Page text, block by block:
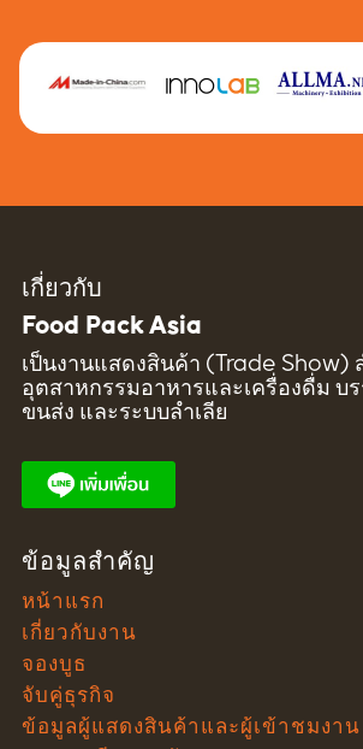
เกี่ยวกับ
Food Pack Asia
เป็นงานแสดงสินค้า (Trade Show)
อุตสาหกรรมอาหารและเครื่องดื่ม
ขนส่ง และระบบลำเลีย
ข้อมูลสำคัญ
หน้าแรก
เกี่ยวกับงาน
จองบูธ
จับคู่ธุรกิจ
ข้อมูลผู้แสดงสินค้าและผู้เข้าชมงาน